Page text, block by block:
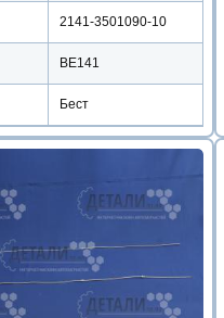
2141-3501090-10
BE141
Бест